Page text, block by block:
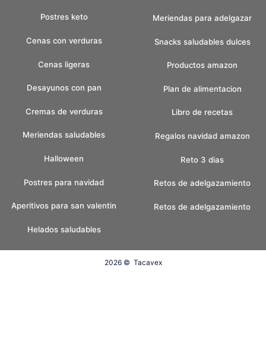
Postres keto
Cenas con verduras
Cenas ligeras
Desayunos con pan
Cremas de verduras
Meriendas saludables
Halloween
Postres para navidad
Aperitivos para san valentin
Helados saludables
Meriendas para adelgazar
Snacks saludables dulces
Productos amazon
Plan de alimentacion
Libro de recetas
Regalos navidad amazon
Reto 3 dias
Retos de adelgazamiento
Retos de adelgazamiento
2026 © Tacavex